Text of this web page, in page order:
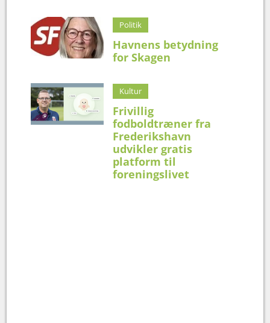
Politik
Havnens betydning
for Skagen
Kultur
Frivillig
fodboldtræner fra
Frederikshavn
udvikler gratis
platform til
foreningslivet